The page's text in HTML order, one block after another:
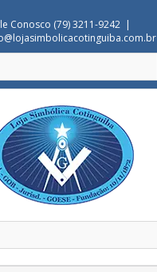
Conosco (79) 3211-9242 |